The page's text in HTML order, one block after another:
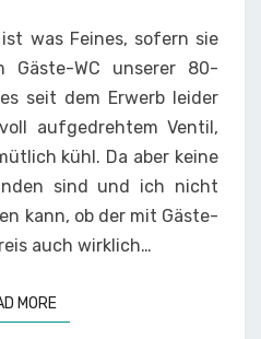
was Feines, sofern sie
Gäste-WC unserer 80-
seit dem Erwerb leider
aufgedrehtem Ventil,
kühl. Da aber keine
sind und ich nicht
kann, ob der mit Gäste-
auch wirklich…
MOREREAD MORE